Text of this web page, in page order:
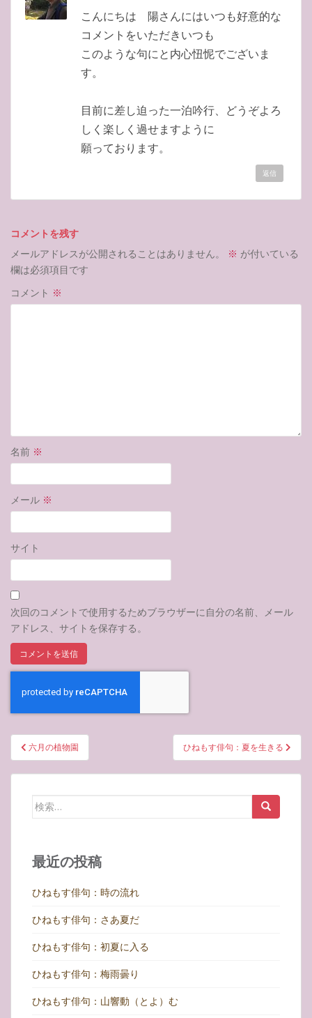
こんにちは 陽さんにはいつも好意的な
コメントをいただきいつも
このような句にと内心忸怩でございま
す。
目前に差し迫った一泊吟行、どうぞよろ
しく楽しく過せますように
願っております。
返信
コメントを残す
メールアドレスが公開されることはありません。
※ が付いている
欄は必須項目です
コメント ※
名前 ※
メール ※
サイト
次回のコメントで使用するためブラウザーに自分の名前、メール
アドレス、サイトを保存する。
投
稿
ナ
六月の植物園 ひねもす俳句：夏を生きる
検
最近の投稿
ひねもす俳句：時の流れ
ひねもす俳句：さあ夏だ
ひねもす俳句：初夏に入る
ひねもす俳句：梅雨曇り
ひねもす俳句：山響動（とよ）む